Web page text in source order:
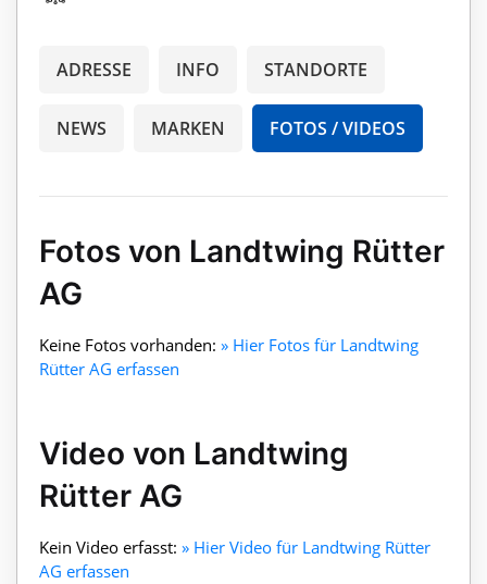
ADRESSE INFO STANDORTE
NEWS MARKEN FOTOS / VIDEOS
Fotos von Landtwing Rütter
AG
Keine Fotos vorhanden: » Hier Fotos für Landtwing
Rütter AG erfassen
Video von Landtwing
Rütter AG
Kein Video erfasst: » Hier Video für Landtwing Rütter
AG erfassen